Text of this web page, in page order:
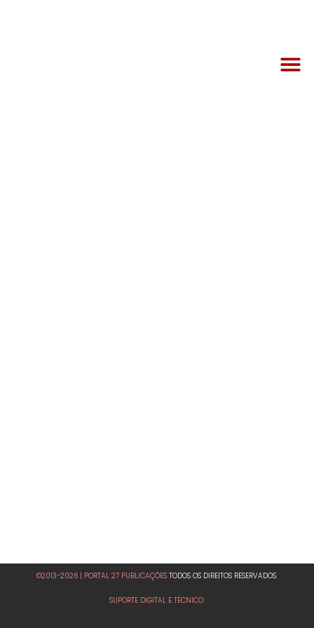
©2013-2026 | PORTAL 27 PUBLICAÇÕES TODOS OS DIREITOS RESERVADOS.
SUPORTE DIGITAL E TÉCNICO: